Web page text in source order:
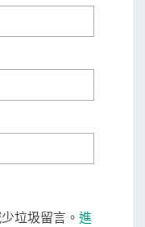
垃圾留言。 進